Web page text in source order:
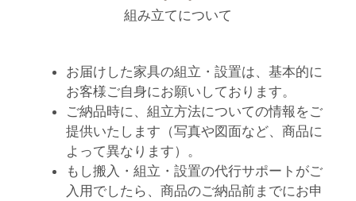
組み立てについて
お届けした家具の組立・設置は、基本的に
お客様ご自身にお願いしております。
ご納品時に、組立方法についての情報をご
提供いたします（写真や図面など、商品に
よって異なります）。
もし搬入・組立・設置の代行サポートがご
入用でしたら、商品のご納品前までにお申